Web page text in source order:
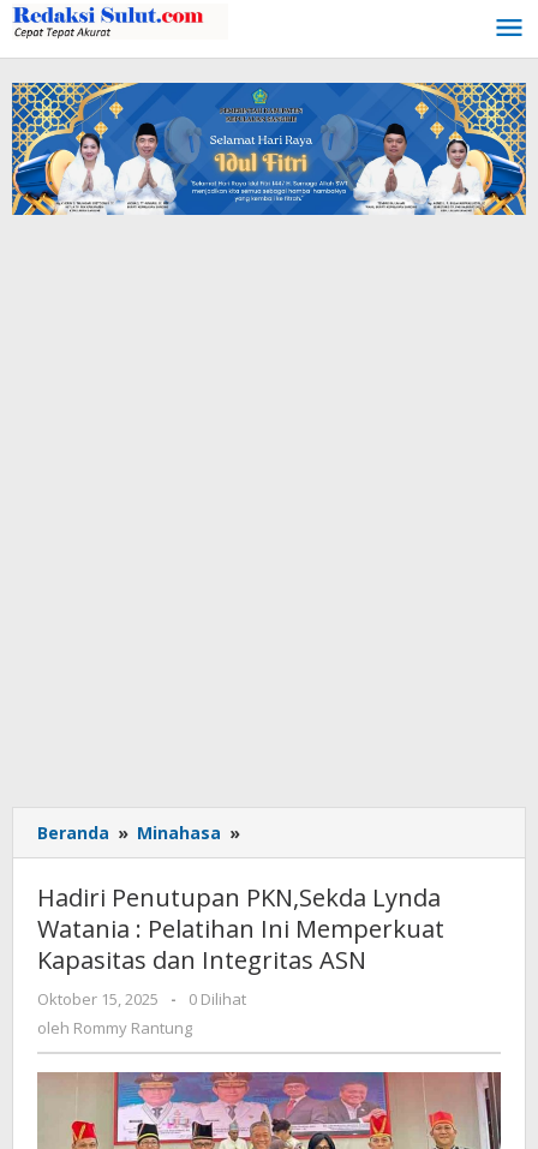
Lewati
ke
konten
Beranda » Minahasa »
Penutupan
PKN,Sekda
Lynda
Watania
:
Ini
Kapasitas
dan
Integritas
ASN
Hadiri Penutupan PKN,Sekda Lynda
Watania : Pelatihan Ini Memperkuat
Kapasitas dan Integritas ASN
Oktober 15, 2025
oleh
Rommy
Rantung
-
0 Dilihat
oleh Rommy Rantung